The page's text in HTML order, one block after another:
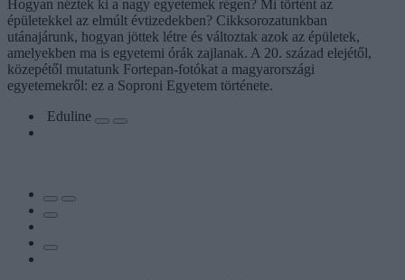
Hogyan néztek ki a nagy egyetemek régen? Mi történt az
épületekkel az elmúlt évtizedekben? Cikksorozatunkban
utánajárunk, hogyan jöttek létre és változtak azok az épületek,
amelyekben ma is egyetemi órák zajlanak. A 20. század elejétől,
közepétől mutatunk Fortepan-fotókat a magyarországi
egyetemekről: ez a Soproni Egyetem története.
Eduline